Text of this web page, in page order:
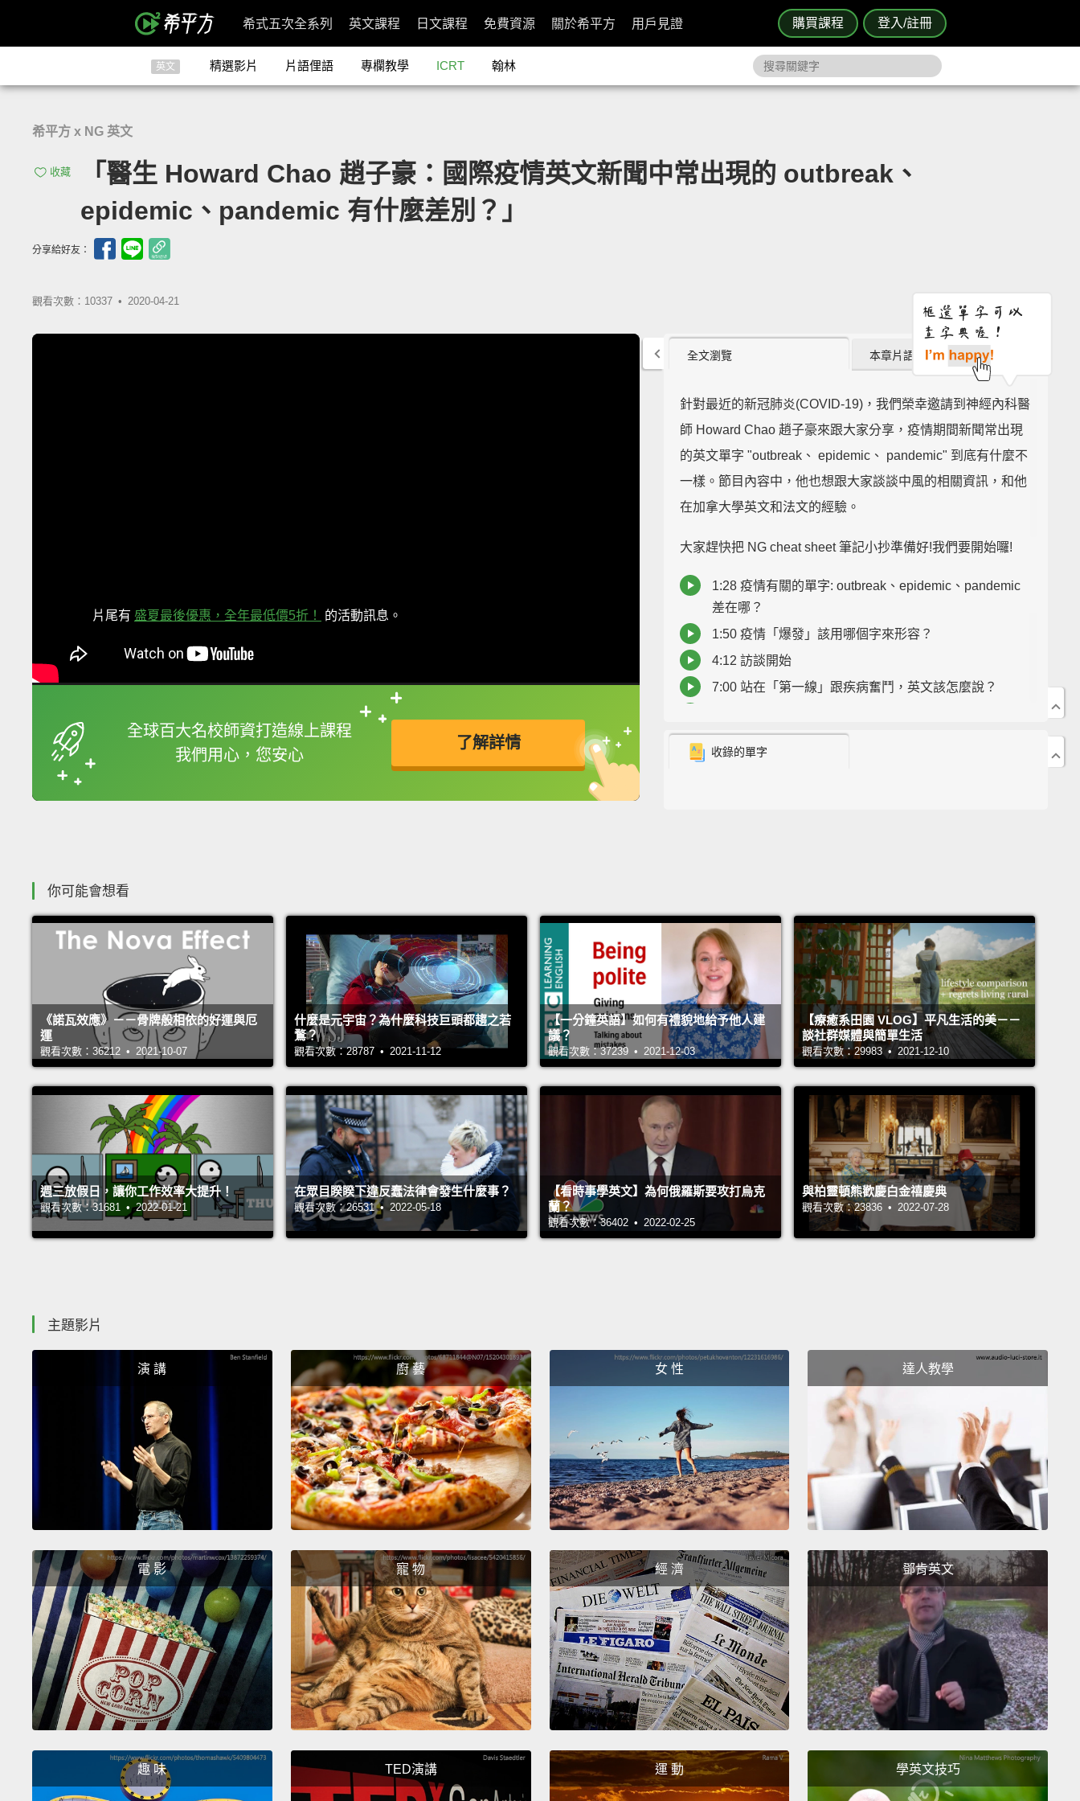
購買課程 登入/註冊
希式五次全系列 英文課程 日文課程 免費資源 關於希平方 用戶見證
英文 精選影片 片語俚語 專欄教學 ICRT 翰林
希平方 x NG 英文
收藏
「醫生 Howard Chao 趙子豪：國際疫情英文新聞中常出現的 outbreak、
epidemic、pandemic 有什麼差別？」
分享給好友：
觀看次數：10337 • 2020-04-21
片尾有 盛夏最後優惠，全年最低價5折！ 的活動訊息。
全球百大名校師資打造線上課程
我們用心，您安心
了解詳情
框選或點兩下字幕可以直接查字典喔！
全文瀏覽 本章片語 (0)
針對最近的新冠肺炎(COVID-19)，我們榮幸邀請到神經內科醫
師 Howard Chao 趙子豪來跟大家分享，疫情期間新聞常出現
的英文單字 "outbreak、 epidemic、 pandemic" 到底有什麼不
一樣。節目內容中，他也想跟大家談談中風的相關資訊，和他
在加拿大學英文和法文的經驗。
大家趕快把 NG cheat sheet 筆記小抄準備好!我們要開始囉!
1:28 疫情有關的單字: outbreak、epidemic、pandemic
差在哪？
1:50 疫情「爆發」該用哪個字來形容？
4:12 訪談開始
7:00 站在「第一線」跟疾病奮鬥，英文該怎麼說？
7:20 群眾「恐慌」該用哪個單字？
24:14 有沒有什麼話想跟以前的自己說？
主持人: John Drummond 陽昊恩
來賓: Dr.Howard Chao 趙子豪
翻譯: Angela Ma
收錄的單字
你可能會想看
《諾瓦效應》－－骨牌般相依的好運與厄
運
觀看次數：36212 • 2021-10-07
什麼是元宇宙？為什麼科技巨頭都趨之若
鶩？
觀看次數：28787 • 2021-11-12
【一分鐘英語】如何有禮貌地給予他人建
議？
觀看次數：37239 • 2021-12-03
【療癒系田園 VLOG】平凡生活的美－－
談社群媒體與簡單生活
觀看次數：29983 • 2021-12-10
週三放假日，讓你工作效率大提升！
觀看次數：31681 • 2022-01-21
在眾目睽睽下違反蠢法律會發生什麼事？
觀看次數：26531 • 2022-05-18
【看時事學英文】為何俄羅斯要攻打烏克
蘭？
觀看次數：36402 • 2022-02-25
與柏靈頓熊歡慶白金禧慶典
觀看次數：23836 • 2022-07-28
主題影片
演 講 廚 藝 女 性 達人教學
電 影 寵 物 經 濟 鄧肯英文
趣 味 TED演講 運 動 學英文技巧